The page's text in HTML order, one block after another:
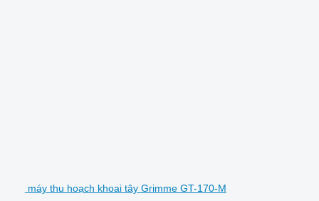
máy thu hoạch khoai tây Grimme GT-170-M